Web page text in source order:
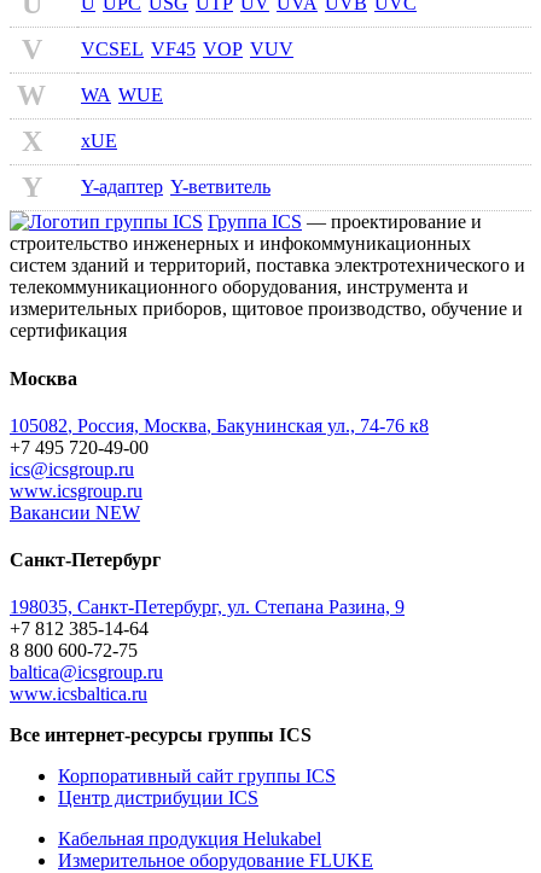
V VCSEL VF45 VOP VUV
W WA WUE
X xUE
Y Y-адаптер Y-ветвитель
Группа ICS — проектирование и
строительство инженерных и инфокоммуникационных
систем зданий и территорий, поставка электротехнического и
телекоммуникационного оборудования, инструмента и
измерительных приборов, щитовое производство, обучение и
сертификация
Москва
105082, Россия, Москва, Бакунинская ул., 74-76 к8
+7 495 720-49-00
ics@icsgroup.ru
www.icsgroup.ru
Вакансии NEW
Санкт-Петербург
198035, Санкт-Петербург, ул. Степана Разина, 9
+7 812 385-14-64
8 800 600-72-75
baltica@icsgroup.ru
www.icsbaltica.ru
Все интернет-ресурсы группы ICS
Корпоративный сайт группы ICS
Центр дистрибуции ICS
Кабельная продукция Helukabel
Измерительное оборудование FLUKE